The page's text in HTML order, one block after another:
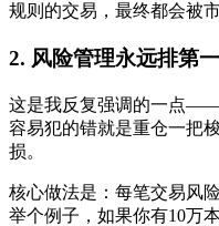
规则的交易，最终都会被市
2. 风险管理永远排第
这是我反复强调的一点
容易犯的错就是重仓一把
损。
核心做法是：每笔交易风
举个例子，如果你有10万